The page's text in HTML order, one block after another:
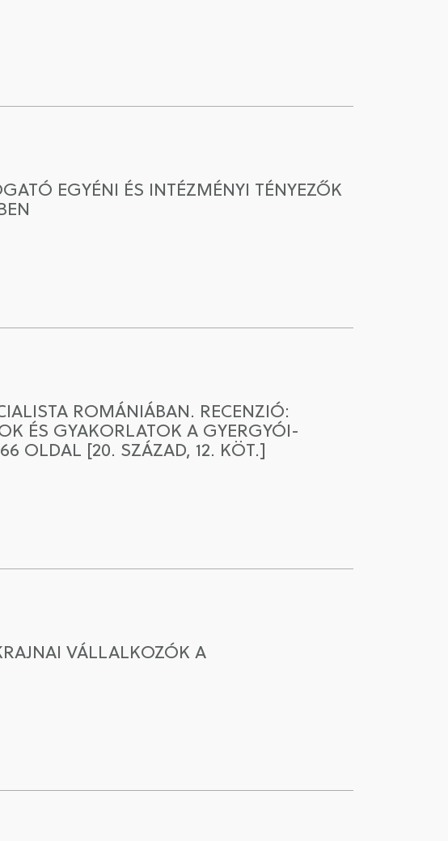
EGYÉNI ÉS INTÉZMÉNYI TÉNYEZŐK
ROMÁNIÁBAN. RECENZIÓ:
ÉS GYAKORLATOK A GYERGYÓI-
OLDAL [20. SZÁZAD, 12. KÖT.]
VÁLLALKOZÓK A